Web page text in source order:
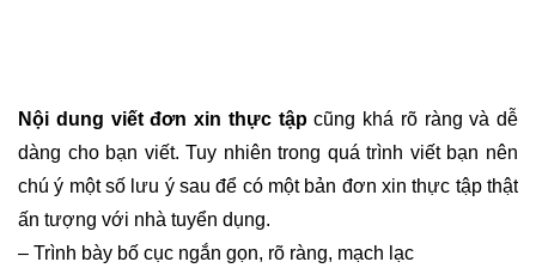
Nội dung viết đơn xin thực tậpcũng khá rõ ràng và dễ
dàng cho bạn viết. Tuy nhiên trong quá trình viết bạn nên
chú ý một số lưu ý sau để có một bản đơn xin thực tập thật
ấn tượng với nhà tuyển dụng.
– Trình bày bố cục ngắn gọn, rõ ràng, mạch lạc